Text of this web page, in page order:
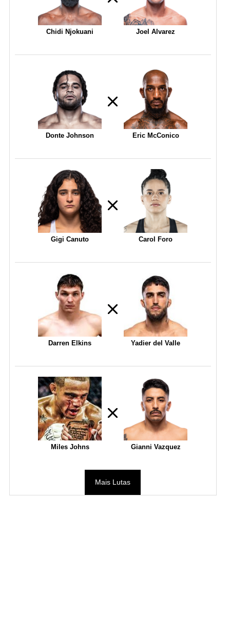
Chidi Njokuani Joel Alvarez
Donte Johnson Eric McConico
Gigi Canuto Carol Foro
Darren Elkins Yadier del Valle
Miles Johns Gianni Vazquez
Mais Lutas